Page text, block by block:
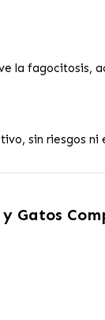
la fagocitosis,
sin riesgos
Gatos